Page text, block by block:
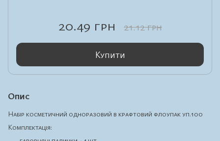
20.49 грн 21.12 грн
Купити
Опис
Набір косметичний одноразовий в крафтовий флоупак уп.100
Комплектація: